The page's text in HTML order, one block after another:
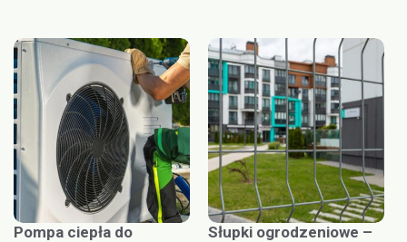
Pompa ciepła do
Słupki ogrodzeniowe –